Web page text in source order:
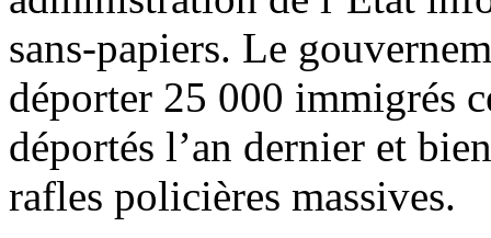
sans-papiers. Le
déporter 25 000 immigrés
déportés l’an dernier et
rafles policières massives.